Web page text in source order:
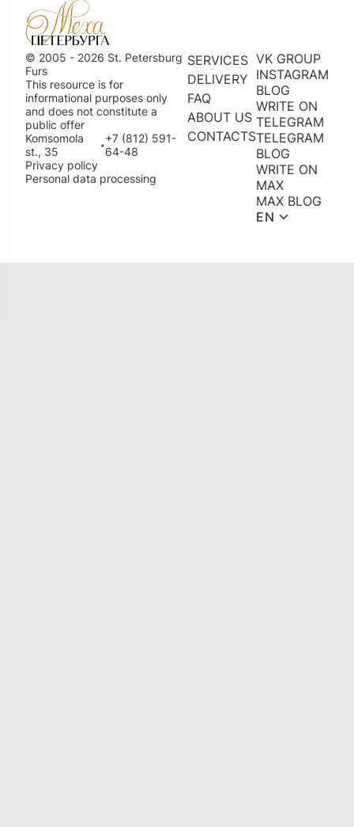
© 2005 - 2026 St. Petersburg
Furs
This resource is for
informational purposes only
and does not constitute a
public offer
Komsomola
st., 35
•+7 (812) 591-
64-48
Privacy policy
Personal data processing
SERVICES
DELIVERY
FAQ
ABOUT US
CONTACTS
VK GROUP
INSTAGRAM
BLOG
WRITE ON
TELEGRAM
TELEGRAM
BLOG
WRITE ON
MAX
MAX BLOG
EN